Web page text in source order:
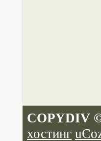
COPYDIV
хостинг